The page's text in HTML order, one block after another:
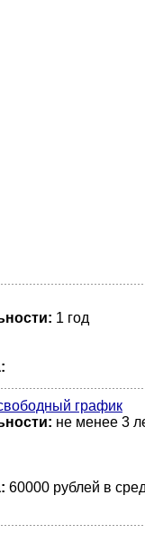
1 год
график
не менее 3
60000 рублей в